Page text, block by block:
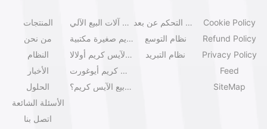
المنتجات
من نحن
النظام
الأخبار
الحلول
الأسئلة الشائعة
اتصل بنا
كتالوج آلات البيع الآلي
آلات آيس كريم صغيرة مكتبية
آلات بيع الآيس كريم أولالا
آلات آيس كريم أيوغورت
كيف تبدأ عمل بيع الآيس كريم؟
نظام التحكم عن بعد
نظام التوسع
نظام التبريد
Cookie Policy
Refund Policy
Privacy Policy
Feed
SiteMap